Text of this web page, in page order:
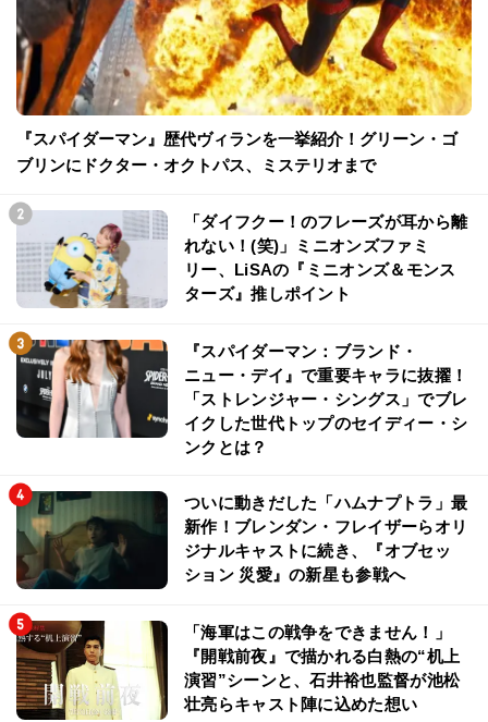
『スパイダーマン』歴代ヴィランを一挙紹介！グリーン・ゴ
ブリンにドクター・オクトパス、ミステリオまで
「ダイフクー！のフレーズが耳から離
れない！(笑)」ミニオンズファミ
リー、LiSAの『ミニオンズ＆モンス
ターズ』推しポイント
『スパイダーマン：ブランド・
ニュー・デイ』で重要キャラに抜擢！
「ストレンジャー・シングス」でブレ
イクした世代トップのセイディー・シ
ンクとは？
ついに動きだした「ハムナプトラ」最
新作！ブレンダン・フレイザーらオリ
ジナルキャストに続き、『オブセッ
ション 災愛』の新星も参戦へ
「海軍はこの戦争をできません！」
『開戦前夜』で描かれる白熱の“机上
演習”シーンと、石井裕也監督が池松
壮亮らキャスト陣に込めた想い